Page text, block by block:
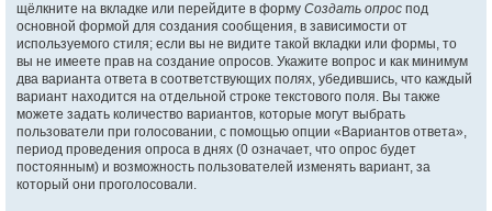
щёлкните на вкладке или перейдите в форму Создать опрос под
основной формой для создания сообщения, в зависимости от
используемого стиля; если вы не видите такой вкладки или формы, то
вы не имеете прав на создание опросов. Укажите вопрос и как минимум
два варианта ответа в соответствующих полях, убедившись, что каждый
вариант находится на отдельной строке текстового поля. Вы также
можете задать количество вариантов, которые могут выбрать
пользователи при голосовании, с помощью опции «Вариантов ответа»,
период проведения опроса в днях (0 означает, что опрос будет
постоянным) и возможность пользователей изменять вариант, за
который они проголосовали.